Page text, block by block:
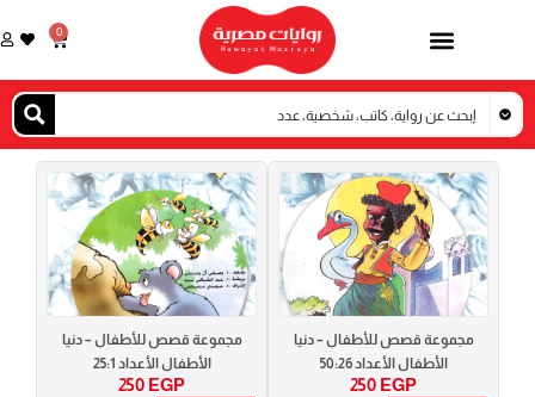
0
Cart
مجموعة قصص للأطفال – دنيا
الأطفال الأعداد 50:26
250 EGP
مجموعة قصص للأطفال – دنيا
الأطفال الأعداد 25:1
250 EGP
Page
Page
Page
Page